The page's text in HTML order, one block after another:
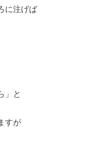
に注げば
」と
すが